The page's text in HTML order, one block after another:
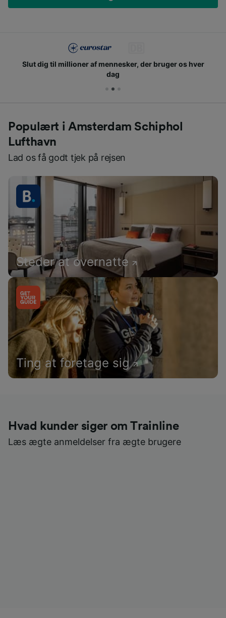
Slut dig til millioner af mennesker, der bruger os hver
dag
Populært i Amsterdam Schiphol
Lufthavn
Lad os få godt tjek på rejsen
Steder at overnatte
Ting at foretage sig
Hvad kunder siger om Trainline
Læs ægte anmeldelser fra ægte brugere